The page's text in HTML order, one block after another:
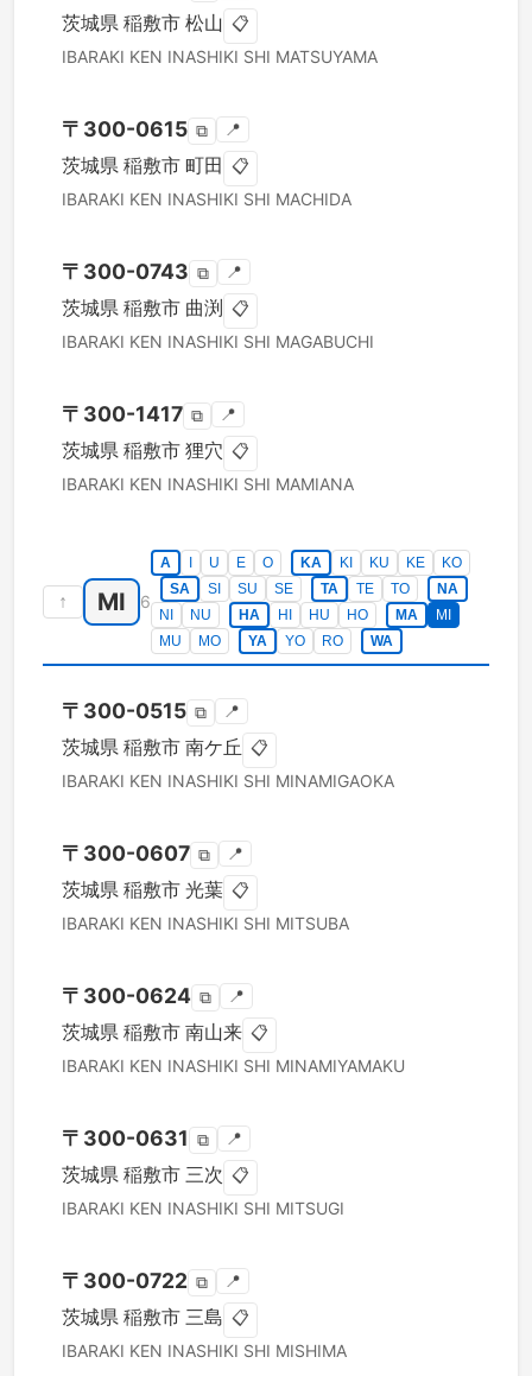
茨城県 稲敷市 松山 📋
IBARAKI KEN INASHIKI SHI MATSUYAMA
〒 300-0615 ⧉ 📍
茨城県 稲敷市 町田 📋
IBARAKI KEN INASHIKI SHI MACHIDA
〒 300-0743 ⧉ 📍
茨城県 稲敷市 曲渕 📋
IBARAKI KEN INASHIKI SHI MAGABUCHI
〒 300-1417 ⧉ 📍
茨城県 稲敷市 狸穴 📋
IBARAKI KEN INASHIKI SHI MAMIANA
↑ MI 6
A U E O KA KI KU KE
KO
SA
SI SU SE TA TE TO
NA
NI
NU HA HI HU HO MA
MI
MU
MO YA YO RO WA
〒 300-0515 ⧉ 📍
茨城県 稲敷市 南ケ丘 📋
IBARAKI KEN INASHIKI SHI MINAMIGAOKA
〒 300-0607 ⧉ 📍
茨城県 稲敷市 光葉 📋
IBARAKI KEN INASHIKI SHI MITSUBA
〒 300-0624 ⧉ 📍
茨城県 稲敷市 南山来 📋
IBARAKI KEN INASHIKI SHI MINAMIYAMAKU
〒 300-0631 ⧉ 📍
茨城県 稲敷市 三次 📋
IBARAKI KEN INASHIKI SHI MITSUGI
〒 300-0722 ⧉ 📍
茨城県 稲敷市 三島 📋
IBARAKI KEN INASHIKI SHI MISHIMA